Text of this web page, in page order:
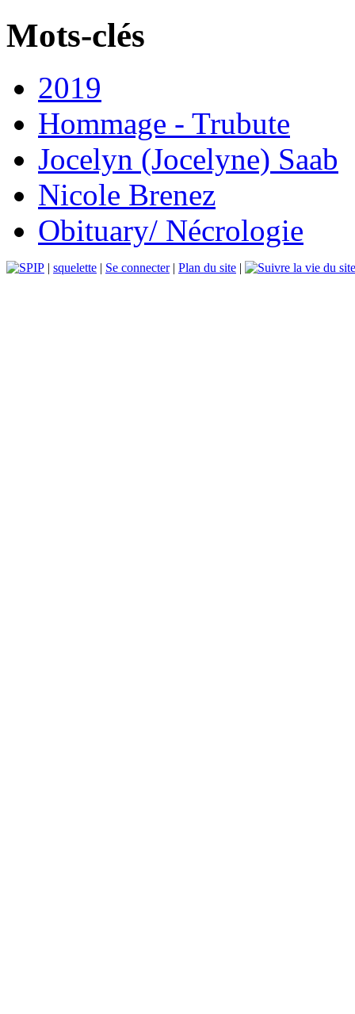
Mots-clés
2019
Hommage - Trubute
Jocelyn (Jocelyne) Saab
Nicole Brenez
Obituary/ Nécrologie
| squelette | Se connecter| Plan du site |